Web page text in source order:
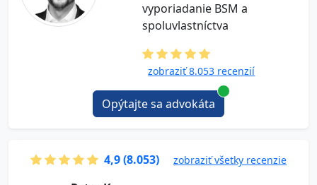
vyporiadanie BSM a
spoluvlastníctva
zobraziť 8.053 recenzií
Opýtajte sa advokáta
4,9 (8.053) zobraziť všetky recenzie